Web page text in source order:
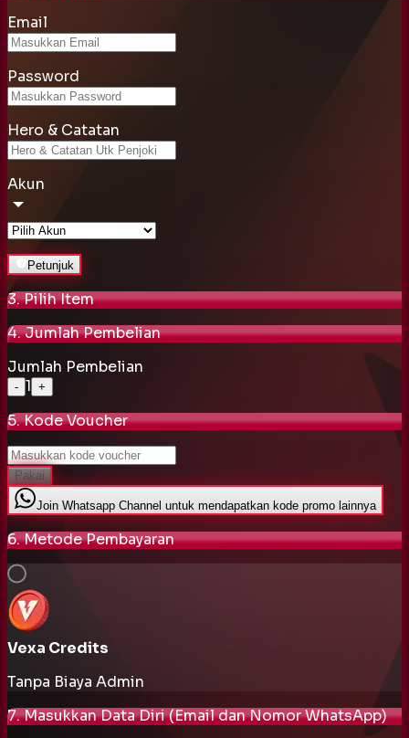
Email
Password
Hero & Catatan
Akun
Petunjuk
3. Pilih Item
4. Jumlah Pembelian
Jumlah Pembelian
- 1 +
5. Kode Voucher
Pakai
Join Whatsapp Channel untuk mendapatkan kode promo lainnya
6. Metode Pembayaran
Vexa Credits
Tanpa Biaya Admin
7. Masukkan Data Diri (Email dan Nomor WhatsApp)